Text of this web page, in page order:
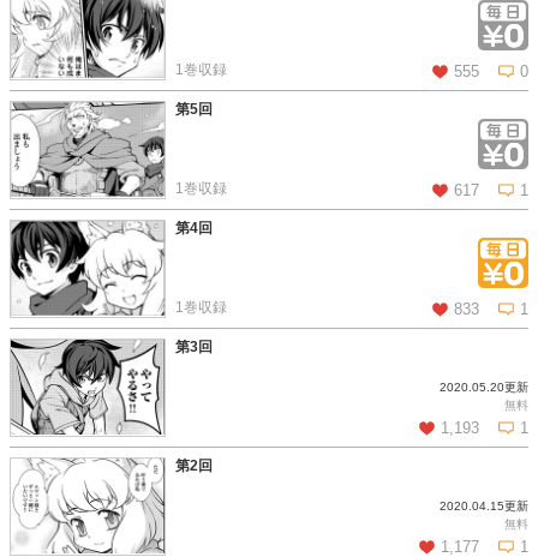
この話を読む
555 0
1巻収録
この話を読む
第5回
617 1
1巻収録
この話を読む
第4回
833 1
1巻収録
この話を読む コメントを見る
第3回
2020.05.20更新
無料
1,193 1
この話を読む コメントを見る
第2回
2020.04.15更新
無料
1,177 1